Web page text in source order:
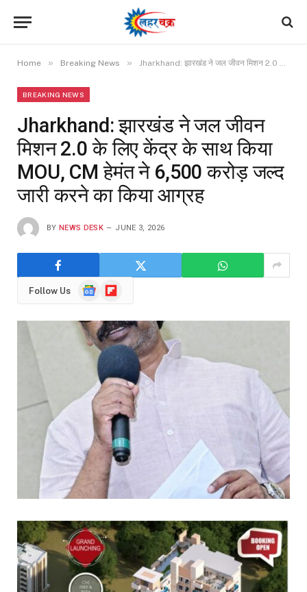
Home » Breaking News » Jharkhand: झारखंड ने जल जीवन मिशन 2.0 के लिए केंद्र के साथ किया MOU, CM हेमंत ने 6,500 करोड़ जल्द जारी करने का किया आग्रह
BREAKING NEWS
Jharkhand: झारखंड ने जल जीवन
मिशन 2.0 के लिए केंद्र के साथ किया
MOU, CM हेमंत ने 6,500 करोड़ जल्द
जारी करने का किया आग्रह
BY NEWS DESK JUNE 3, 2026
Follow Us
GoogleFlipboard